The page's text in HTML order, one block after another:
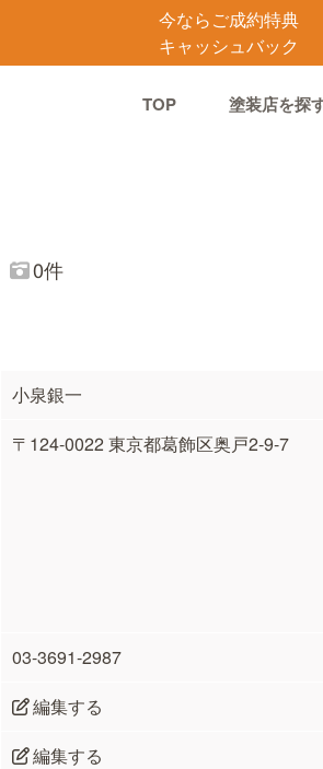
今ならご成約特典
キャッシュバック
TOP 塗装店を探
0件
小泉銀一
〒124-0022 東京都葛飾区奥戸2-9-7
03-3691-2987
編集する
編集する